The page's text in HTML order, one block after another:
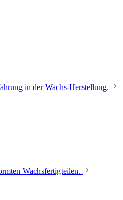
in der Wachs-Herstellung.
Wachsfertigteilen.